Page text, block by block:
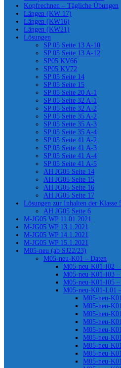
Kopfrechnen – Tägliche Übungen
Längen (KW 17)
Längen (KW16)
Längen (KW21)
Lösungen
SP 05 Seite 13 A-10
SP 05 Seite 13 A-12
SP05 KV66
SP05 KV72
SP 05 Seite 14
SP 05 Seite 15
SP 05 Seite 20 A-1
SP 05 Seite 32 A-1
SP 05 Seite 32 A-2
SP 05 Seite 35 A-2
SP 05 Seite 35 A-3
SP 05 Seite 35 A-4
SP 05 Seite 41 A-2
SP 05 Seite 41 A-3
SP 05 Seite 41 A-4
SP 05 Seite 41 A-5
AH JG05 Seite 14
AH JG05 Seite 15
AH JG05 Seite 16
AH JG05 Seite 17
Lösungen zur Inhalten der Klasse
AH JG05 Seite 6
M-JG05 WP 11.01.2021
M-JG05 WP 13.1.2021
M-JG05 WP 14.1.2021
M-JG05 WP 15.1.2021
M05-neu (ab SJ22/23)
M05-neu-K01 – Daten
M05-neu-K01-I02
M05-neu-K01-I03
M05-neu-K01-I05
M05-neu-K01-L01
M05-neu-
M05-neu-
M05-neu-
M05-neu-
M05-neu-
M05-neu-
M05-neu-
M05-neu-
M05-neu-